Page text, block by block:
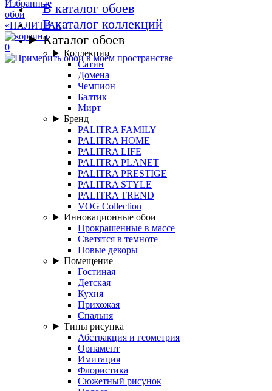
0
В каталог обоев
В каталог коллекций
Каталог обоев
Коллекции
Сатин
Домена
Чемпион
Балтик
Мирт
Бренд
PALITRA FAMILY
PALITRA HOME
PALITRA LIFE
PALITRA PLANET
PALITRA PRESTIGE
PALITRA STYLE
PALITRA TREND
VOG Collection
Инновационные обои
Прокрашенные в массе
Светятся в темноте
Новые декоры
Помещение
Гостиная
Детская
Кухня
Прихожая
Спальня
Типы рисунка
Абстракция и геометрия
Орнамент
Имитация
Флористика
Сюжетный рисунок